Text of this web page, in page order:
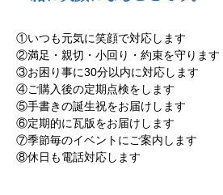
①いつも元気に笑顔で対応します
②満足・親切・小回り・約束を守ります
③お困り事に30分以内に対応します
④ご購入後の定期点検をします
⑤手書きの誕生祝をお届けします
⑥定期的に瓦版をお届けします
⑦季節毎のイベントにご案内します
⑧休日も電話対応します